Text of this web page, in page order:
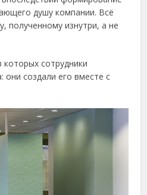
душу компании. Всё
полученному изнутри, а не
сотрудники
они создали его вместе с